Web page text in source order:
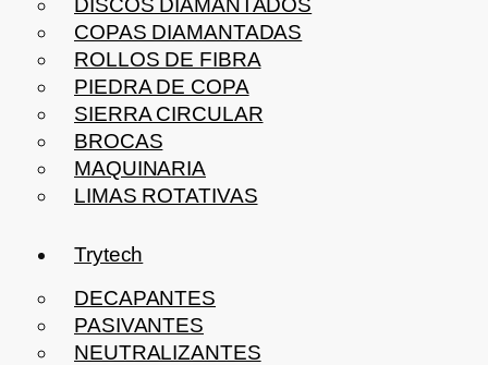
COPAS DIAMANTADAS
ROLLOS DE FIBRA
PIEDRA DE COPA
SIERRA CIRCULAR
BROCAS
MAQUINARIA
LIMAS ROTATIVAS
Trytech
DECAPANTES
PASIVANTES
NEUTRALIZANTES